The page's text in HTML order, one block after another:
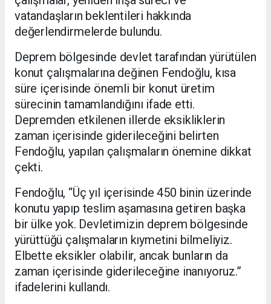
vatandaşların beklentileri hakkında
değerlendirmelerde bulundu.
Deprem bölgesinde devlet tarafından yürütülen
konut çalışmalarına değinen Fendoğlu, kısa
süre içerisinde önemli bir konut üretim
sürecinin tamamlandığını ifade etti.
Depremden etkilenen illerde eksikliklerin
zaman içerisinde giderileceğini belirten
Fendoğlu, yapılan çalışmaların önemine dikkat
çekti.
Fendoğlu, “Üç yıl içerisinde 450 binin üzerinde
konutu yapıp teslim aşamasına getiren başka
bir ülke yok. Devletimizin deprem bölgesinde
yürüttüğü çalışmaların kıymetini bilmeliyiz.
Elbette eksikler olabilir, ancak bunların da
zaman içerisinde giderileceğine inanıyoruz.”
ifadelerini kullandı.